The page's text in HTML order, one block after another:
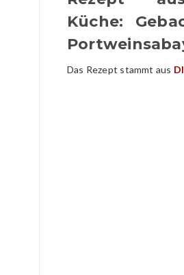
Küche:
Das Rezept stammt aus